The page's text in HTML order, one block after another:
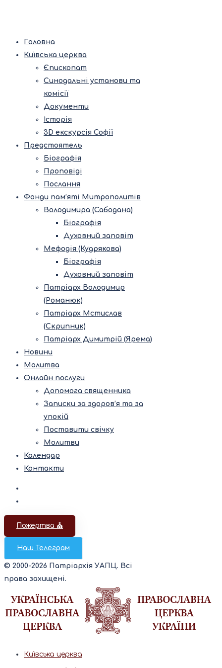
Головна
Київська церква
Єпископат
Синодальні установи та
комісії
Документи
Історія
3D екскурсія Софії
Предстоятель
Біографія
Проповіді
Послання
Фонди пам’яті Митрополитів
Володимира (Сабодана)
Біографія
Духовний заповіт
Мефодія (Кудрякова)
Біографія
Духовний заповіт
Патріарх Володимир
(Романюк)
Патріарх Мстислав
(Скрипник)
Патріарх Димитрій (Ярема)
Новини
Молитва
Онлайн послуги
Допомога священника
Записки за здоров’я та за
упокій
Поставити свічку
Молитви
Календар
Контакти
Пожертва ⛪️
Наш Телеграм
© 2000-2026 Патріархія УАПЦ. Всі
права захищені.
Київська церква